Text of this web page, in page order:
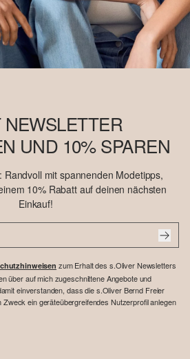
UND 10% SPAREN
Randvoll mit spannenden Modetipps,
10% Rabatt auf deinen nächsten
Einkauf!
zum Erhalt des s.Oliver Newsletters
über auf mich zugeschnittene Angebote und
einverstanden, dass die s.Oliver Bernd Freier
ein geräteübergreifendes Nutzerprofil anlegen